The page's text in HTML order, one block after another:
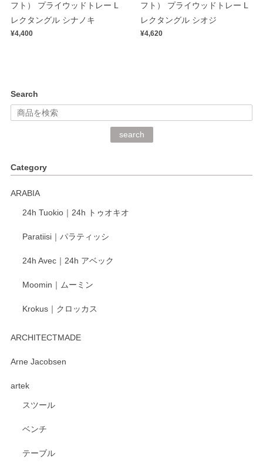
フト） プライウッドトレー L
レクタングル シナノキ
¥4,400
フト） プライウッドトレー L
レクタングル シオジ
¥4,620
Search
search
Category
ARABIA
24h Tuokio｜24h トゥオキオ
Paratiisi｜パラティッシ
24h Avec｜24h アベック
Moomin｜ムーミン
Krokus｜クロッカス
ARCHITECTMADE
Arne Jacobsen
artek
スツール
ベンチ
テーブル